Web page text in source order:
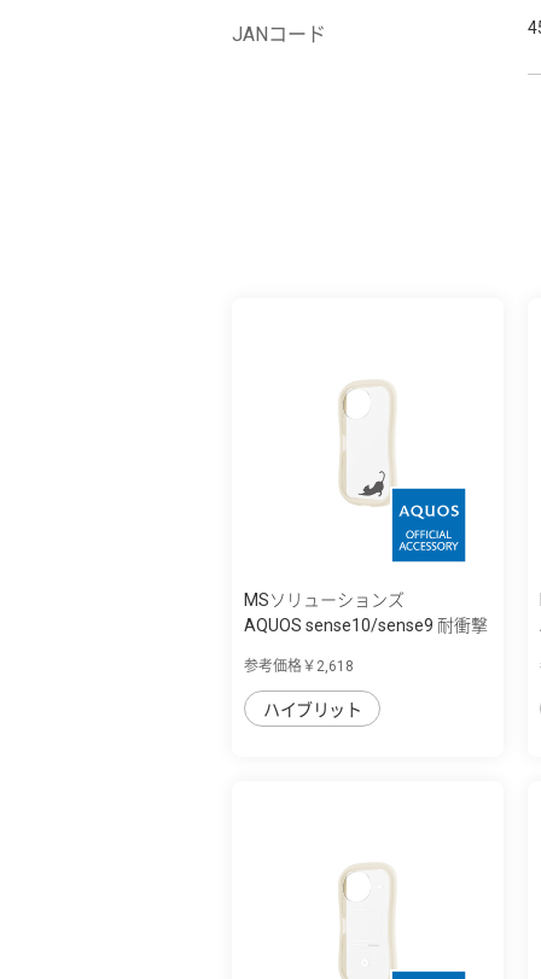
JANコード
MSソリューションズ
AQUOS sense10/sense9 耐衝撃
参考価格￥2,618
ハイブリット